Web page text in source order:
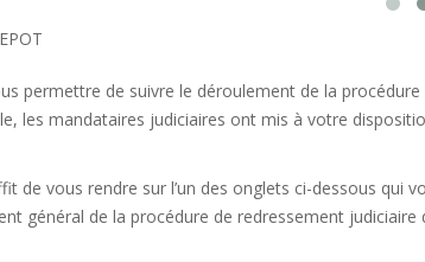
permettre de suivre le déroulement de la
les mandataires judiciaires ont mis à votre
de vous rendre sur l’un des onglets ci-dessous qui
général de la procédure de redressement judiciaire